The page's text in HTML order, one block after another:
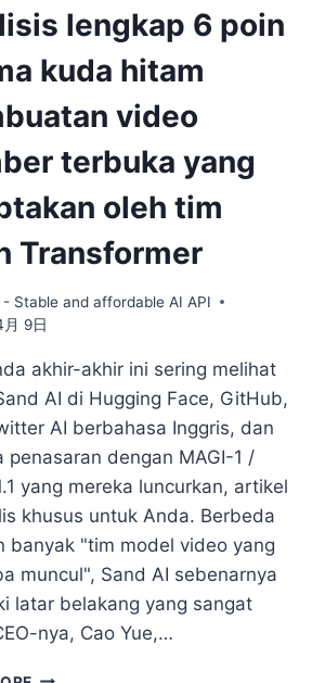
lengkap 6 poin
kuda hitam
video
terbuka yang
oleh tim
Transformer
- Stable and affordable AI API
9日
akhir-akhir ini sering melihat
AI di Hugging Face, GitHub,
AI berbahasa Inggris, dan
penasaran dengan MAGI-1 /
yang mereka luncurkan, artikel
khusus untuk Anda. Berbeda
banyak "tim model video yang
muncul", Sand AI sebenarnya
latar belakang yang sangat
nya, Cao Yue,…
APA